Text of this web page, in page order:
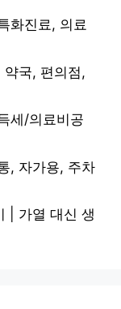
화진료, 의료
국, 편의점,
세/의료비공
, 자가용, 주차
| 가열 대신 생